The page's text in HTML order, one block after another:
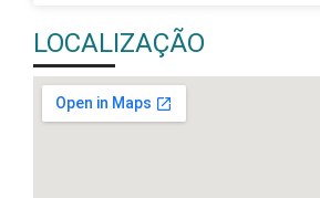
LOCALIZAÇÃO